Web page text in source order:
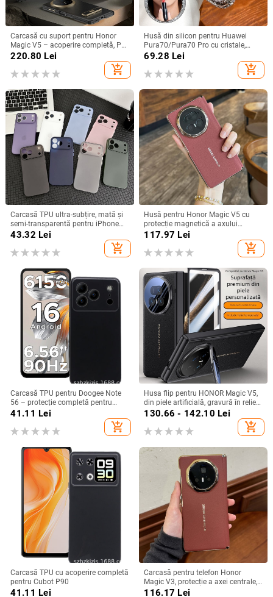
Carcasă cu suport pentru Honor
Magic V5 – acoperire completă, PC
mat, anti-cădere, anti-amprente
220.80 Lei
add_shopping_cart
Husă din silicon pentru Huawei
Pura70/Pura70 Pro cu cristale,
transparentă, estetică, suport
încorporat și disipare a căldurii
69.28 Lei
add_shopping_cart
Carcasă TPU ultra-subțire, mată și
semi-transparentă pentru iPhone
11/12/14/15/16/17 Pro Max,
protecție împotriva căderilor, anti-
amprente
43.32 Lei
add_shopping_cart
Husă pentru Honor Magic V5 cu
protecție magnetică a axului
central, acoperire completă a
electroplacare, protecție anti-cădere
117.97 Lei
add_shopping_cart
Carcasă TPU pentru Doogee Note
56 – protecție completă pentru
Note 56, Plus și Pro, realizată
41.11 Lei
add_shopping_cart
Husa flip pentru HONOR Magic V5,
din piele artificială, gravură în relief,
stil Ins, anti-cadere
130.66 - 142.10 Lei
add_shopping_cart
Carcasă TPU cu acoperire completă
pentru Cubot P90
41.11 Lei
Carcasă pentru telefon Honor
Magic V3, protecție a axei centrale,
noul model Magic V5, husă ușoară
116.17 Lei